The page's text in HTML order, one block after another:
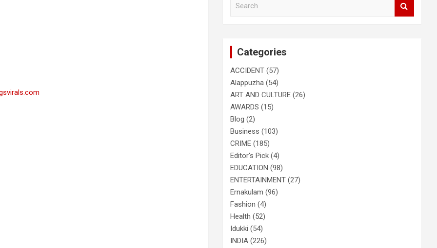
Categories
ACCIDENT (57)
Alappuzha (54)
ART AND CULTURE (26)
AWARDS (15)
Blog (2)
Business (103)
CRIME (185)
Editor's Pick (4)
EDUCATION (98)
ENTERTAINMENT (27)
Ernakulam (96)
Fashion (4)
Health (52)
Idukki (54)
INDIA (226)